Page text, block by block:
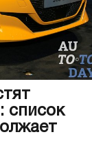
список